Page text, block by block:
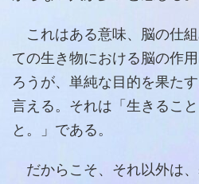
これはある意味、脳の仕
ての生き物における脳の作
ろうが、単純な目的を果た
言える。それは「生きるこ
と。」である。
だからこそ、それ以外は